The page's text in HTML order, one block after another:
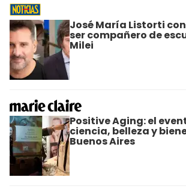
José María Listorti
ser compañero de
Milei
Positive Aging: el
ciencia, belleza y
Buenos Aires